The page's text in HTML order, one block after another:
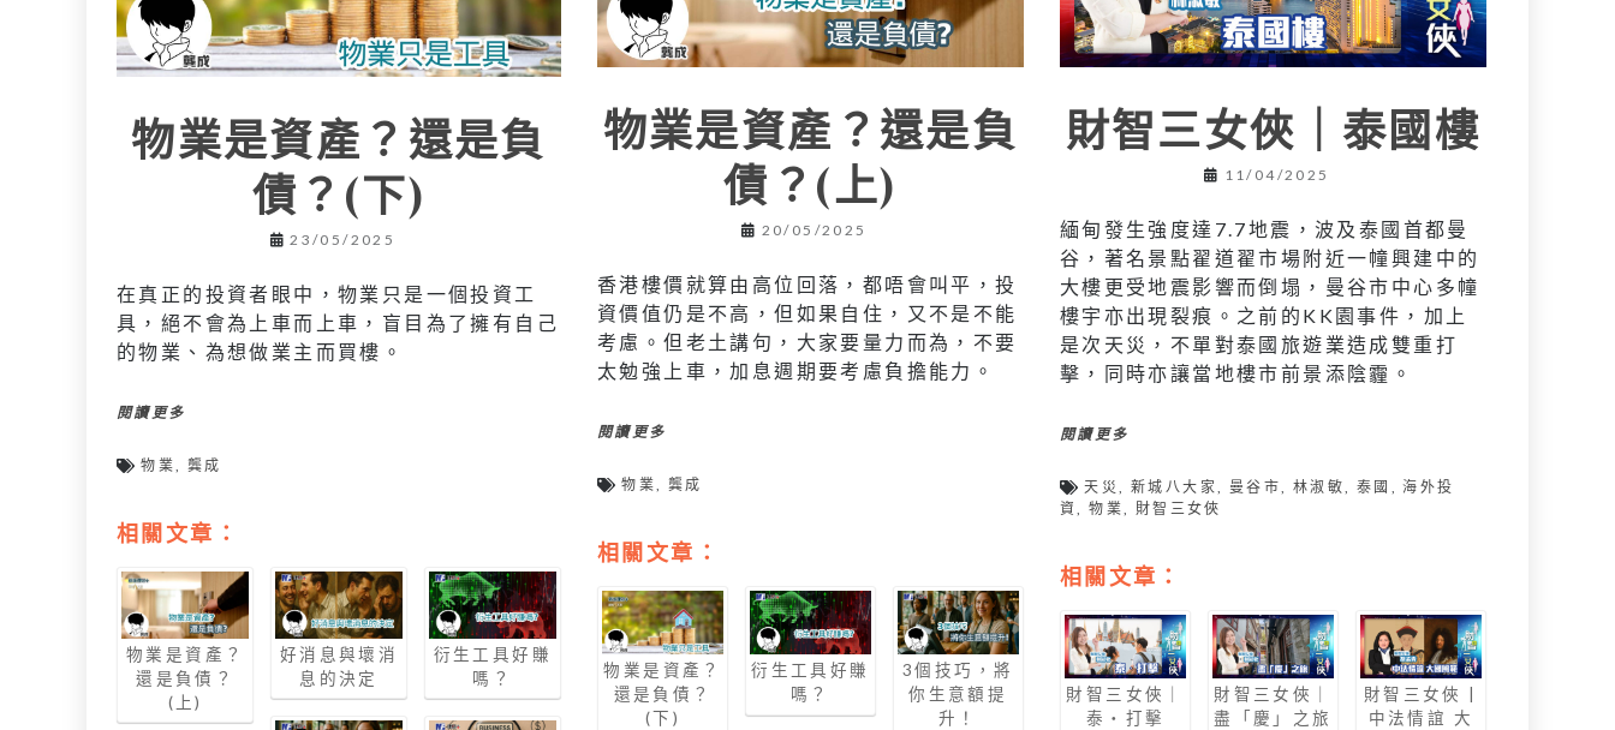
物業是資產？還是負
債？(下)
23/05/2025
在真正的投資者眼中，物業只是一個投資工
具，絕不會為上車而上車，盲目為了擁有自己
的物業、為想做業主而買樓。
閱讀更多
物業,龔成
相關文章：
物業是資產？
還是負債？
(上)
好消息與壞消
息的決定
衍生工具好賺
嗎？
物業是資產？還是負
債？(上)
20/05/2025
香港樓價就算由高位回落，都唔會叫平，投
資價值仍是不高，但如果自住，又不是不能
考慮。但老土講句，大家要量力而為，不要
太勉強上車，加息週期要考慮負擔能力。
閱讀更多
物業, 龔成
相關文章：
物業是資產？
還是負債？
(下)
衍生工具好賺
嗎？
3個技巧，將
你生意額提
升！
財智三女俠｜泰國樓
11/04/2025
緬甸發生強度達7.7地震，波及泰國首都曼
谷，著名景點翟道翟市場附近一幢興建中的
大樓更受地震影響而倒塌，曼谷市中心多幢
樓宇亦出現裂痕。之前的KK園事件，加上
是次天災，不單對泰國旅遊業造成雙重打
擊，同時亦讓當地樓市前景添陰霾。
閱讀更多
天災, 新城八大家, 曼谷市, 林淑敏, 泰國 ,海外投
資,物業, 財智三女俠
相關文章：
財智三女俠｜
泰‧打擊
財智三女俠｜
盡「慶」之旅
財智三女俠 |
中法情誼 大